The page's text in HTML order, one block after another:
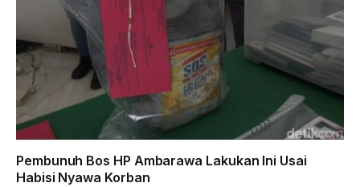
Pembunuh Bos HP Ambarawa Lakukan Ini Usai
Habisi Nyawa Korban